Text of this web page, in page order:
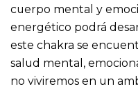
cuerpo mental y
energético podrá
este chakra se
salud mental,
no viviremos en un